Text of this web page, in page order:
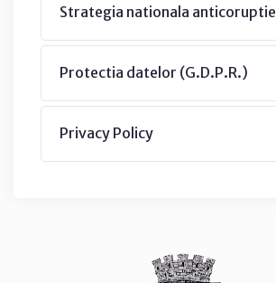
Strategia nationala anticoruptie
Protectia datelor (G.D.P.R.)
Privacy Policy